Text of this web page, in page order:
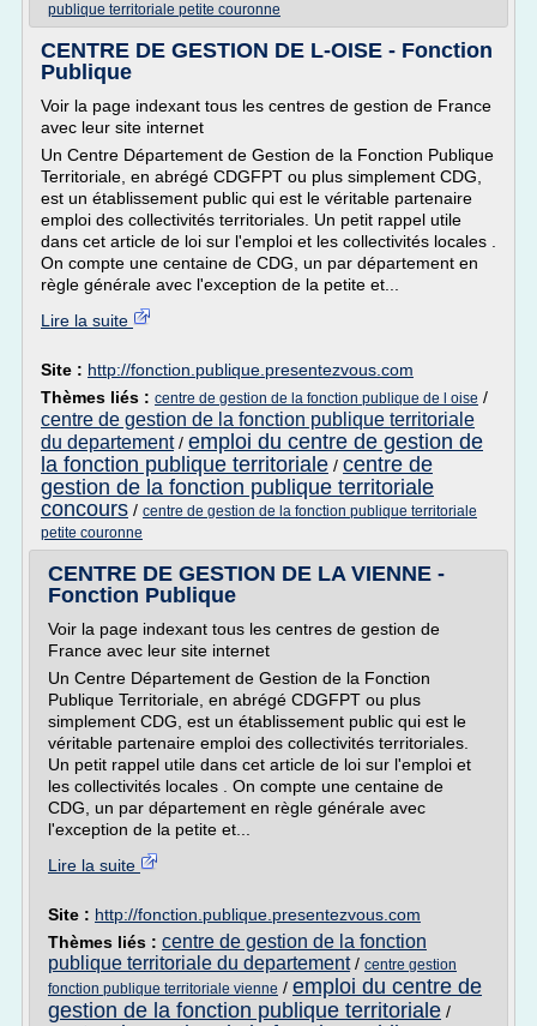
publique territoriale petite couronne
CENTRE DE GESTION DE L-OISE - Fonction
Publique
Voir la page indexant tous les centres de gestion de France
avec leur site internet
Un Centre Département de Gestion de la Fonction Publique
Territoriale, en abrégé CDGFPT ou plus simplement CDG,
est un établissement public qui est le véritable partenaire
emploi des collectivités territoriales. Un petit rappel utile
dans cet article de loi sur l'emploi et les collectivités locales .
On compte une centaine de CDG, un par département en
règle générale avec l'exception de la petite et...
Lire la suite
Site : http://fonction.publique.presentezvous.com
Thèmes liés : centre de gestion de la fonction publique de l oise /
centre de gestion de la fonction publique territoriale
du departement/ emploi du centre de gestion de
la fonction publique territoriale / centre de
gestion de la fonction publique territoriale
concours / centre de gestion de la fonction publique territoriale
petite couronne
CENTRE DE GESTION DE LA VIENNE -
Fonction Publique
Voir la page indexant tous les centres de gestion de
France avec leur site internet
Un Centre Département de Gestion de la Fonction
Publique Territoriale, en abrégé CDGFPT ou plus
simplement CDG, est un établissement public qui est le
véritable partenaire emploi des collectivités territoriales.
Un petit rappel utile dans cet article de loi sur l'emploi et
les collectivités locales . On compte une centaine de
CDG, un par département en règle générale avec
l'exception de la petite et...
Lire la suite
Site : http://fonction.publique.presentezvous.com
Thèmes liés : centre de gestion de la fonction
publique territoriale du departement/ centre gestion
fonction publique territoriale vienne / emploi du centre de
gestion de la fonction publique territoriale /